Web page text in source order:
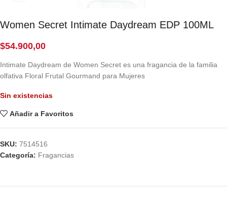
Women Secret Intimate Daydream EDP 100ML
$54.900,00
Intimate Daydream de Women Secret es una fragancia de la familia
olfativa Floral Frutal Gourmand para Mujeres
Sin existencias
Añadir a Favoritos
SKU: 7514516
Categoría: Fragancias